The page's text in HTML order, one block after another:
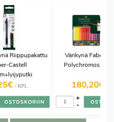
Riippupakattu
Castell
/ KPL
Värikynä Faber-
Polychromos 120
180,20€
-
+